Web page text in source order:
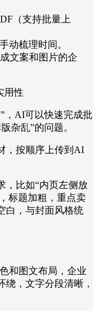
（支持批量上
动梳理时间。
文案和图片的企
用性
，AI可以快速完成批
杂乱”的问题。
，按顺序上传到AI
，比如“内页左侧放
标题加粗，重点卖
白，与封面风格统
和图文布局，企业
，文字分段清晰，